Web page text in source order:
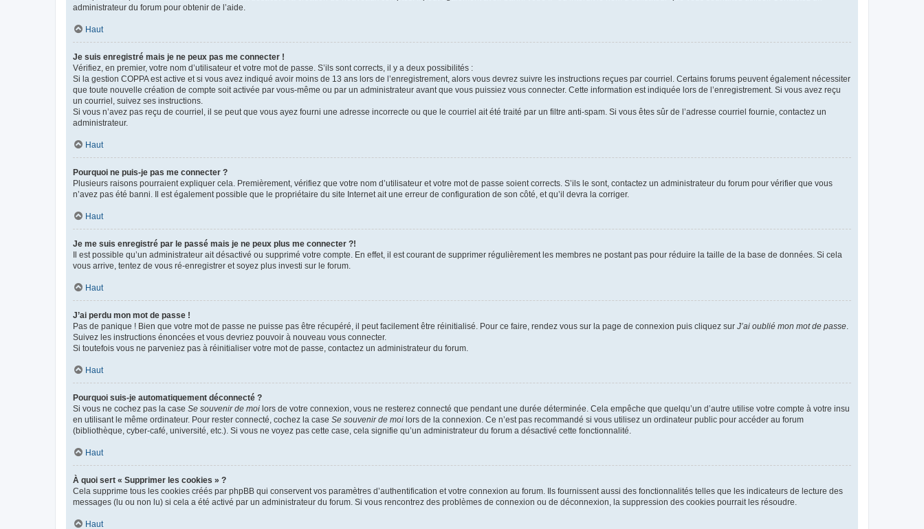
administrateur du forum pour obtenir de l’aide.
Haut
Je suis enregistré mais je ne peux pas me connecter !
Vérifiez, en premier, votre nom d’utilisateur et votre mot de passe. S’ils sont corrects, il y a deux possibilités :
Si la gestion COPPA est active et si vous avez indiqué avoir moins de 13 ans lors de l’enregistrement, alors vous devrez suivre les instructions reçues par courriel. Certains forums peuvent également nécessiter
que toute nouvelle création de compte soit activée par vous-même ou par un administrateur avant que vous puissiez vous connecter. Cette information est indiquée lors de l’enregistrement. Si vous avez reçu
un courriel, suivez ses instructions.
Si vous n’avez pas reçu de courriel, il se peut que vous ayez fourni une adresse incorrecte ou que le courriel ait été traité par un filtre anti-spam. Si vous êtes sûr de l’adresse courriel fournie, contactez un
administrateur.
Haut
Pourquoi ne puis-je pas me connecter ?
Plusieurs raisons pourraient expliquer cela. Premièrement, vérifiez que votre nom d’utilisateur et votre mot de passe soient corrects. S’ils le sont, contactez un administrateur du forum pour vérifier que vous
n’avez pas été banni. Il est également possible que le propriétaire du site Internet ait une erreur de configuration de son côté, et qu’il devra la corriger.
Haut
Je me suis enregistré par le passé mais je ne peux plus me connecter ?!
Il est possible qu’un administrateur ait désactivé ou supprimé votre compte. En effet, il est courant de supprimer régulièrement les membres ne postant pas pour réduire la taille de la base de données. Si cela
vous arrive, tentez de vous ré-enregistrer et soyez plus investi sur le forum.
Haut
J’ai perdu mon mot de passe !
Pas de panique ! Bien que votre mot de passe ne puisse pas être récupéré, il peut facilement être réinitialisé. Pour ce faire, rendez vous sur la page de connexion puis cliquez sur J’ai oublié mon mot de passe.
Suivez les instructions énoncées et vous devriez pouvoir à nouveau vous connecter.
Si toutefois vous ne parveniez pas à réinitialiser votre mot de passe, contactez un administrateur du forum.
Haut
Pourquoi suis-je automatiquement déconnecté ?
Si vous ne cochez pas la case Se souvenir de moi lors de votre connexion, vous ne resterez connecté que pendant une durée déterminée. Cela empêche que quelqu’un d’autre utilise votre compte à votre insu
en utilisant le même ordinateur. Pour rester connecté, cochez la case Se souvenir de moi lors de la connexion. Ce n’est pas recommandé si vous utilisez un ordinateur public pour accéder au forum
(bibliothèque, cyber-café, université, etc.). Si vous ne voyez pas cette case, cela signifie qu’un administrateur du forum a désactivé cette fonctionnalité.
Haut
À quoi sert « Supprimer les cookies » ?
Cela supprime tous les cookies créés par phpBB qui conservent vos paramètres d’authentification et votre connexion au forum. Ils fournissent aussi des fonctionnalités telles que les indicateurs de lecture des
messages (lu ou non lu) si cela a été activé par un administrateur du forum. Si vous rencontrez des problèmes de connexion ou de déconnexion, la suppression des cookies pourrait les résoudre.
Haut